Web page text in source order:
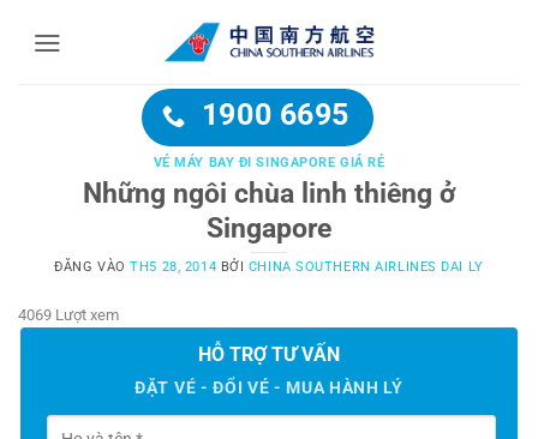
1900 6695
VÉ MÁY BAY ĐI SINGAPORE GIÁ RẺ
Những ngôi chùa linh thiêng ở
Singapore
ĐĂNG VÀOTH5 28, 2014 BỞI CHINA SOUTHERN AIRLINES DAI LY
4069 Lượt xem
HỖ TRỢ TƯ VẤN
ĐẶT VÉ - ĐỔI VÉ - MUA HÀNH LÝ